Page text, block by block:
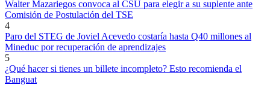
Walter Mazariegos convoca al CSU para elegir a su suplente ante
Comisión de Postulación del TSE
4
Paro del STEG de Joviel Acevedo costaría hasta Q40 millones al
Mineduc por recuperación de aprendizajes
5
¿Qué hacer si tienes un billete incompleto? Esto recomienda el
Banguat